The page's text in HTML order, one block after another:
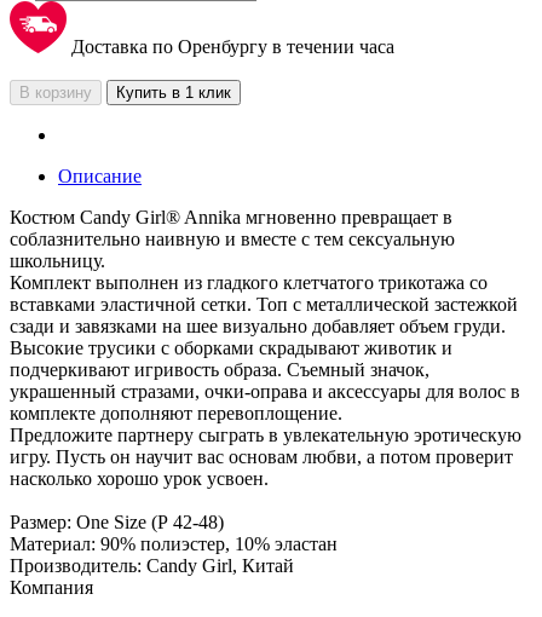
Доставка по Оренбургу в течении часа
В корзину Купить в 1 клик
Описание
Костюм Candy Girl® Annika мгновенно превращает в
соблазнительно наивную и вместе с тем сексуальную
школьницу.
Комплект выполнен из гладкого клетчатого трикотажа со
вставками эластичной сетки. Топ с металлической застежкой
сзади и завязками на шее визуально добавляет объем груди.
Высокие трусики с оборками скрадывают животик и
подчеркивают игривость образа. Съемный значок,
украшенный стразами, очки-оправа и аксессуары для волос в
комплекте дополняют перевоплощение.
Предложите партнеру сыграть в увлекательную эротическую
игру. Пусть он научит вас основам любви, а потом проверит
насколько хорошо урок усвоен.
Размер: One Size (Р 42-48)
Материал: 90% полиэстер, 10% эластан
Производитель: Candy Girl, Китай
Компания